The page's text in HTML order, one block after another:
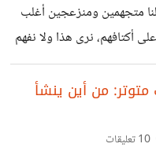
لجذب انتباهي." يطرح كتاب "الوحش الذي يسكنك
ومميزة: فيمكن أن
متجهمين ومنزعجين أغلب
أكتافهم، نرى هذا ولا نفهم
لذا نتعهد أمام أنفسنا بألا
وبلا وعي منا، نصير أولئك
بداية الرواية رسمًا رسمه
من أين ينشأ